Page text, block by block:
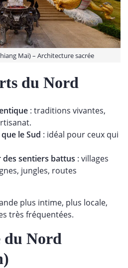
Mai) – Architecture sacrée
du Nord
: traditions vivantes,
le Sud : idéal pour ceux qui
sentiers battus : villages
jungles, routes
plus intime, plus locale,
très fréquentées.
du Nord